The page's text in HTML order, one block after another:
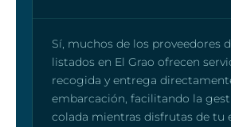
Sí, muchos de los proveedores
listados en El Grao ofrecen
recogida y entrega
embarcación, facilitando la
colada mientras disfrutas de tu